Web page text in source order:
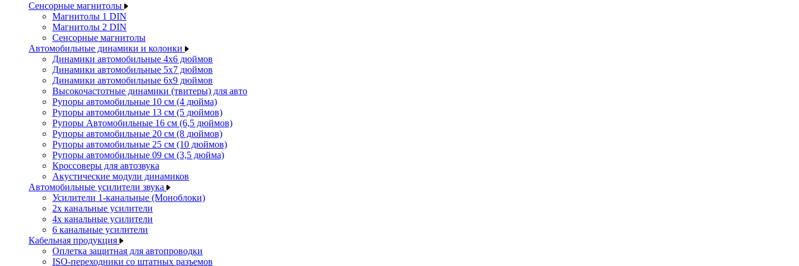
Сенсорные магнитолы
Магнитолы 1 DIN
Магнитолы 2 DIN
Сенсорные магнитолы
Автомобильные динамики и колонки
Динамики автомобильные 4x6 дюймов
Динамики автомобильные 5x7 дюймов
Динамики автомобильные 6x9 дюймов
Высокочастотные динамики (твитеры) для авто
Рупоры автомобильные 10 см (4 дюйма)
Рупоры автомобильные 13 см (5 дюймов)
Рупоры Автомобильные 16 см (6,5 дюймов)
Рупоры автомобильные 20 см (8 дюймов)
Рупоры автомобильные 25 см (10 дюймов)
Рупоры автомобильные 09 см (3,5 дюйма)
Кроссоверы для автозвука
Акустические модули динамиков
Автомобильные усилители звука
Усилители 1-канальные (Моноблоки)
2х канальные усилители
4х канальные усилители
6 канальные усилители
Кабельная продукция
Оплетка защитная для автопроводки
ISO-переходники со штатных разъемов